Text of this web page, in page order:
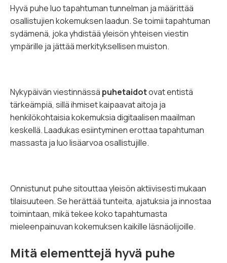
Hyvä puhe luo tapahtuman tunnelman ja määrittää
osallistujien kokemuksen laadun. Se toimii tapahtuman
sydämenä, joka yhdistää yleisön yhteisen viestin
ympärille ja jättää merkityksellisen muiston.
Nykypäivän viestinnässä puhetaidotovat entistä
tärkeämpiä, sillä ihmiset kaipaavat aitoja ja
henkilökohtaisia kokemuksia digitaalisen maailman
keskellä. Laadukas esiintyminen erottaa tapahtuman
massasta ja luo lisäarvoa osallistujille.
Onnistunut puhe sitouttaa yleisön aktiivisesti mukaan
tilaisuuteen. Se herättää tunteita, ajatuksia ja innostaa
toimintaan, mikä tekee koko tapahtumasta
mieleenpainuvan kokemuksen kaikille läsnäolijoille.
Mitä elementtejä hyvä puhe